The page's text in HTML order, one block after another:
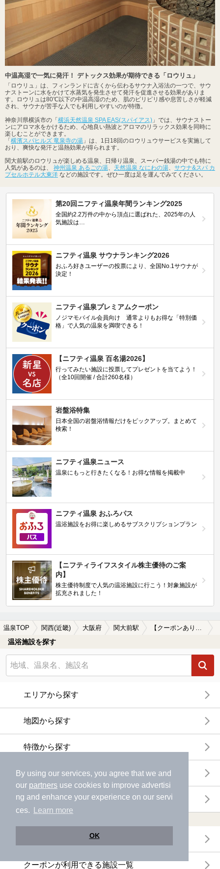
By using our services, you agree that we and
our partners use cookies to improve advertisi
ng and enhance your experience on our servi
ces.
Learn more
OK
中温高湿で一気に発汗！ デトックス効果が期待できる「ロウリュ」
「ロウリュ」は、フィンランドに古くから伝わるサウナ入浴法の一つで、サウ
ナストーンに水をかけて水蒸気を発生させて発汗を促進させる効果がありま
す。ロウリュは80℃以下の中温高湿のため、肌のピリピリ感や息苦しさが軽減
され、サウナが苦手な人でも利用しやすいのが特徴。
神奈川県横浜市の「 横浜天然温泉 SPA EAS(スパイアス) 」では、サウナストー
ンにアロマ水をかけるため、心地良い熱波とアロマのリラックス効果を同時に
楽しむことができます。
「 横濱スパヒルズ 竜泉寺の湯 」は、1日18回のロウリュウサービスを実施して
おり、爽快な発汗と温熱効果が得られます。
関大前駅のロウリュが楽しめる温泉、日帰り温泉、スーパー銭湯の中でも特に
人気があるのは、 神州温泉 あるごの湯、 天然温泉 なにわの湯、 サウナ&スパ カ
プセルホテル大東洋 などの施設です。ぜひ一度は足を運んでみてください。
第20回ニフティ温泉年間ランキング2025
全国約2.2万件の中から頂点に選ばれた、2025年の人
気施設は…
ニフティ温泉 サウナランキング2026
おふろ好きユーザーの投票により、全国No.1サウナが
決定！
ニフティ温泉プレミアムクーポン
ノジマモバイル会員向け 通常よりもお得な「特別価
格」で人気の温泉を満喫できる！
【ニフティ温泉 百名湯2026】
行ってみたい施設に投票してプレゼントを当てよう！
（全10回開催 / 合計260名様）
岩盤浴特集
日本全国の岩盤浴情報だけをピックアップ。まとめて
検索！
ニフティ温泉ニュース
温泉にもっと行きたくなる！お得な情報を掲載中
ニフティ温泉 おふろパス
温浴施設をお得に楽しめるサブスクリプションプラン
【ニフティライフスタイル株主優待のご案
内】
株主優待制度で人気の温浴施設に行こう！対象施設が
拡充されました！
温泉TOP 関西(近畿) 大阪府 関大前駅
温浴施設を探す
エリアから探す
地図から探す
特徴から探す
温泉地から探す
関連キーワードから探す
電子チケットが利用できる施設一覧
クーポンが利用できる施設一覧